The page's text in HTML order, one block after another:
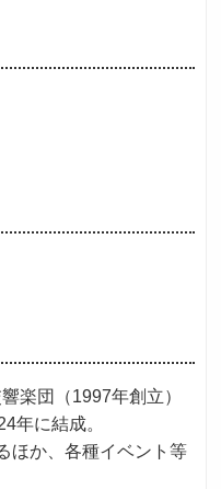
楽団（1997年創立）
年に結成。
ほか、各種イベント等